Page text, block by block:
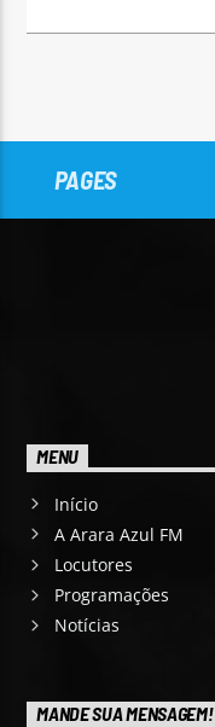
PAGES
MENU
Início
A Arara Azul FM
Locutores
Programações
Notícias
MANDE SUA MENSAGEM!